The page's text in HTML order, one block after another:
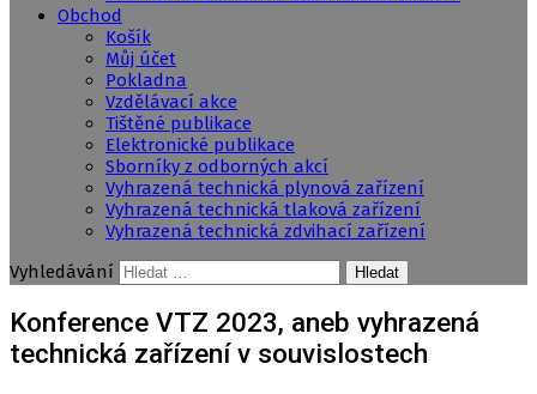
Obchod
Košík
Můj účet
Pokladna
Vzdělávací akce
Tištěné publikace
Elektronické publikace
Sborníky z odborných akcí
Vyhrazená technická plynová zařízení
Vyhrazená technická tlaková zařízení
Vyhrazená technická zdvihací zařízení
Vyhledávání
Konference VTZ 2023, aneb vyhrazená
technická zařízení v souvislostech